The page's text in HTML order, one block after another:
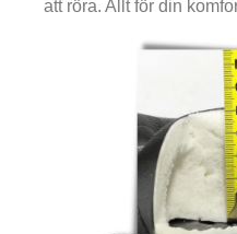
att röra. Allt för din